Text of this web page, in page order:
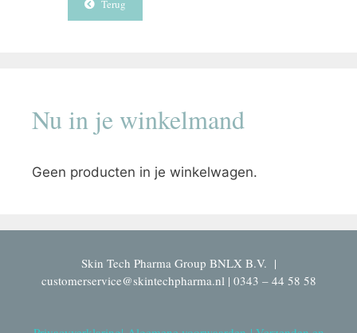
Terug
Nu in je winkelmand
Geen producten in je winkelwagen.
Skin Tech Pharma Group BNLX B.V. |
customerservice@skintechpharma.nl | 0343 – 44 58 58